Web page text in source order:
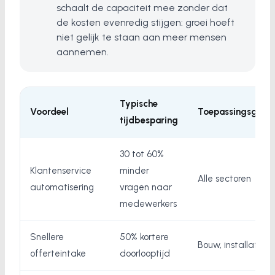
schaalt de capaciteit mee zonder dat
de kosten evenredig stijgen: groei hoeft
niet gelijk te staan aan meer mensen
aannemen.
Voordeel
Typische
tijdbesparing
Klantenservice
automatisering
30 tot 60%
minder
vragen naar
medewerkers
Alle sectoren
Snellere
offerteintake
50% kortere
doorlooptijd
Bouw, installatie